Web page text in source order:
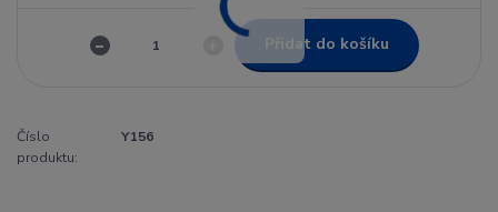
Přidat do košíku
Číslo
produktu:
Y156